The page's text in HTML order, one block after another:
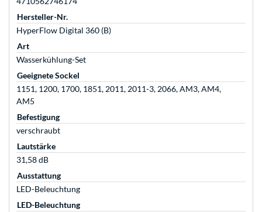
Hersteller-Nr.
HyperFlow Digital 360 (B)
Art
Wasserkühlung-Set
Geeignete Sockel
1151, 1200, 1700, 1851, 2011, 2011-3, 2066, AM3, AM4,
AM5
Befestigung
verschraubt
Lautstärke
31,58 dB
Ausstattung
LED-Beleuchtung
LED-Beleuchtung